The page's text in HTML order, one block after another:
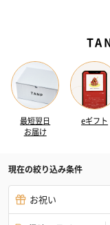
最短翌日
お届け
eギフト
現在の絞り込み条件
お祝い